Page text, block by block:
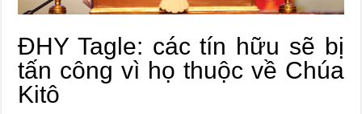
ĐHY Tagle: các tín hữu sẽ bị
tấn công vì họ thuộc về Chúa
Kitô